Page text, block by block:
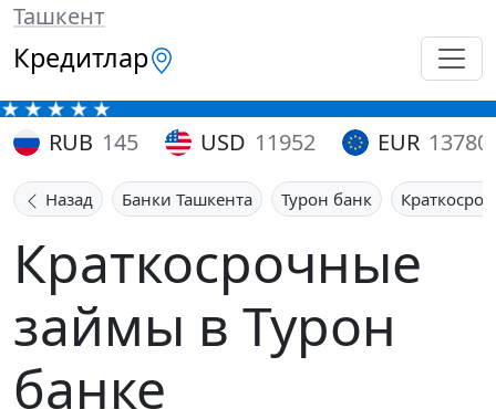
Ташкент
Кредитлар
RUB 145 USD 11952 EUR 13780
Назад Банки Ташкента Турон банк
Краткосрочные
займы в Турон
банке